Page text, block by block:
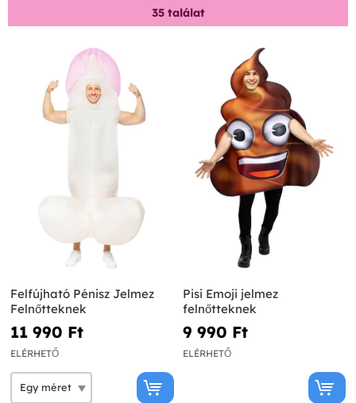
35találat
Felfújható Pénisz Jelmez
Felnőtteknek
11 990 Ft‎
ELÉRHETŐ
Pisi Emoji jelmez
felnőtteknek
9 990 Ft‎
ELÉRHETŐ